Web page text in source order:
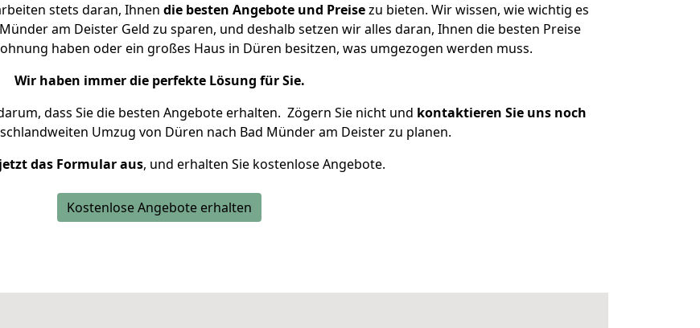
stets daran, Ihnen die besten Angebote und Preisezu bieten. Wir wissen, wie wichtig es
am Deister Geld zu sparen, und deshalb setzen wir alles daran, Ihnen die besten Preise
haben oder ein großes Haus in Düren besitzen, was umgezogen werden muss.
Wir haben immer die perfekte Lösung für Sie.
dass Sie die besten Angebote erhalten. Zögern Sie nicht und kontaktieren Sie uns noch
Umzug von Düren nach Bad Münder am Deister zu planen.
das Formular aus, und erhalten Sie kostenlose Angebote.
Kostenlose Angebote erhalten